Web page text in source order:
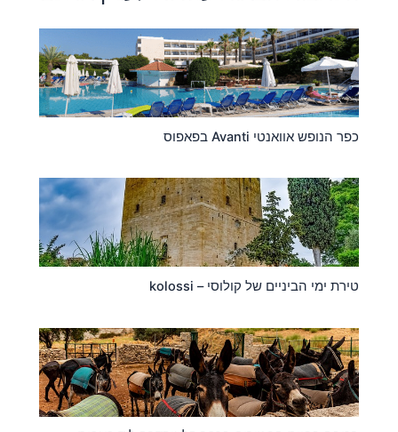
כפר הנופש אוואנטי Avanti בפאפוס
טירת ימי הביניים של קולוסי – kolossi